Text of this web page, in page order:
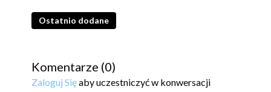
a dzieci odpowiadają w ruchu! 🌍💧
zaprasza do aktywnej zabawy. Gotowi na
przygodę z Krokietem?🛝
Ostatnio dodane
Komentarze (0)
Zaloguj Sięaby uczestniczyć w konwersacji